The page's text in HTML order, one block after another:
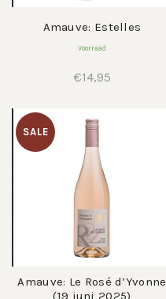
Amauve: Estelles
Voorraad
€14,95
SALE
Amauve: Le Rosé d’Yvonne
(19 juni 2025)